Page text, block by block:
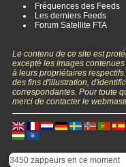
Fréquences des Feeds
Les derniers Feeds
Forum Satellite FTA
Le contenu de ce site est
excepté les images
à leurs propriétaires
des fins d'illustration,
correspondantes. Pour toute
merci de contacter le
3450 zappeurs en ce moment